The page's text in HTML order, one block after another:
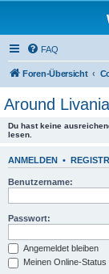
FAQ
Foren-Übersicht
Around
Du hast keine
lesen.
ANMELDEN •
Benutzername:
Passwort:
Angemeldet bleiben
Meinen Online-